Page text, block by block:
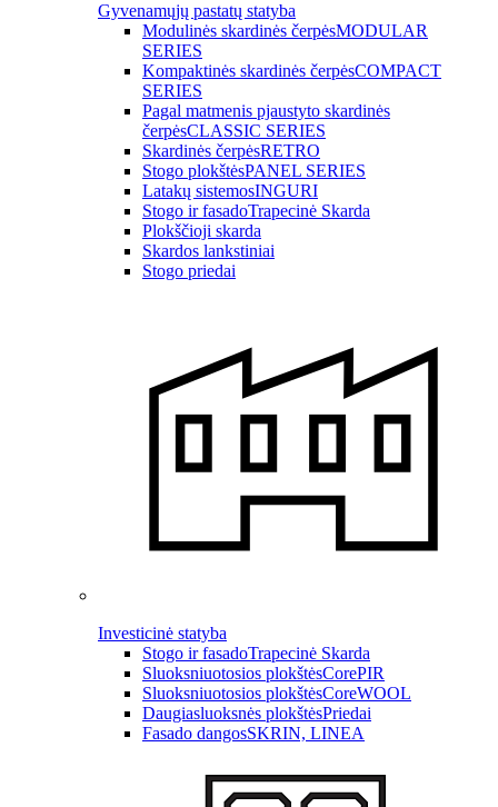
Gyvenamųjų pastatų statyba
Modulinės skardinės čerpėsMODULAR
SERIES
Kompaktinės skardinės čerpėsCOMPACT
SERIES
Pagal matmenis pjaustyto skardinės
čerpėsCLASSIC SERIES
Skardinės čerpėsRETRO
Stogo plokštėsPANEL SERIES
Latakų sistemosINGURI
Stogo ir fasadoTrapecinė Skarda
Plokščioji skarda
Skardos lankstiniai
Stogo priedai
Investicinė statyba
Stogo ir fasadoTrapecinė Skarda
Sluoksniuotosios plokštėsCorePIR
Sluoksniuotosios plokštėsCoreWOOL
Daugiasluoksnės plokštėsPriedai
Fasado dangosSKRIN, LINEA